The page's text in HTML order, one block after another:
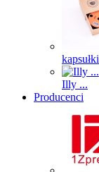
Illy ...
Producenci